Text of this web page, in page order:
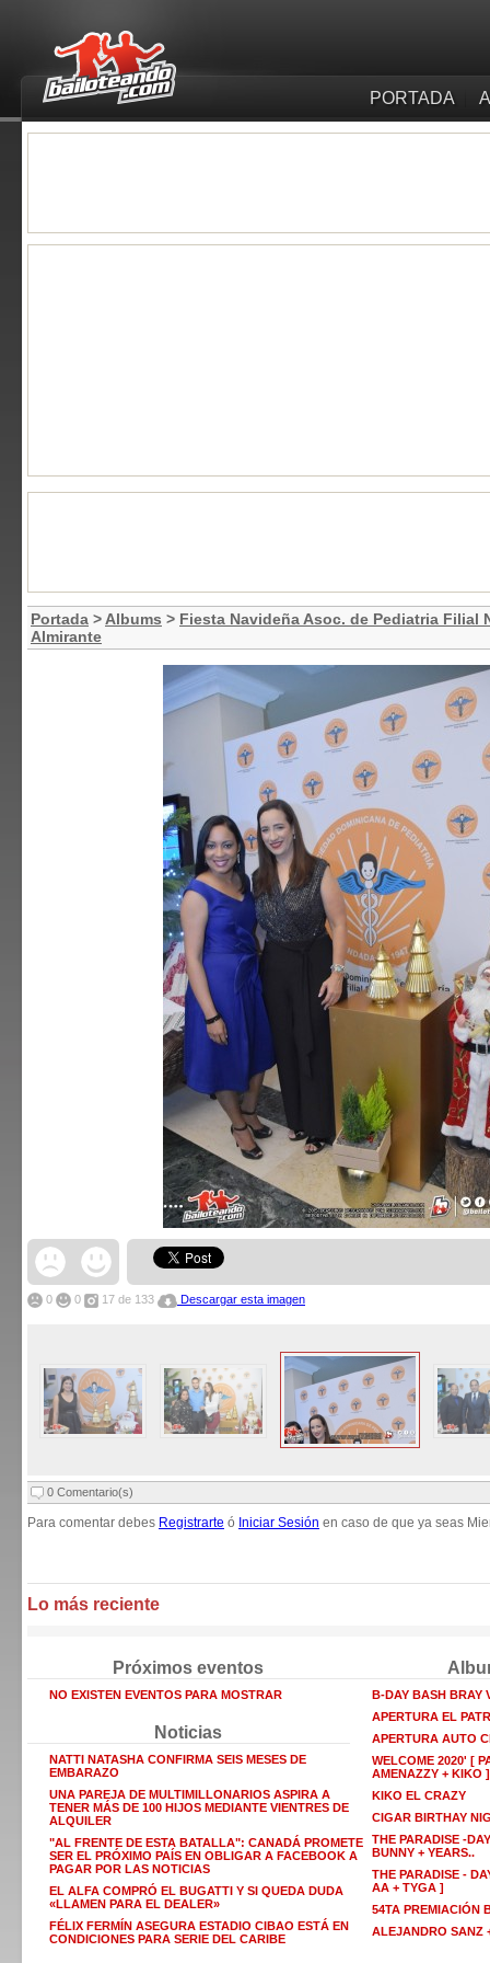
PORTADA
Portada > Albums > Fiesta Navideña Asoc. de Pediatria Filial
Almirante
0 0 17 de 133 Descargar esta imagen
0 Comentario(s)
Para comentar debes Registrarte ó Iniciar Sesión en caso de que ya seas
Lo más reciente
Próximos eventos
NO EXISTEN EVENTOS PARA MOSTRAR
Noticias
NATTI NATASHA CONFIRMA SEIS MESES DE
EMBARAZO
UNA PAREJA DE MULTIMILLONARIOS ASPIRA A
TENER MÁS DE 100 HIJOS MEDIANTE VIENTRES DE
ALQUILER
"AL FRENTE DE ESTA BATALLA": CANADÁ PROMETE
SER EL PRÓXIMO PAÍS EN OBLIGAR A FACEBOOK A
PAGAR POR LAS NOTICIAS
EL ALFA COMPRÓ EL BUGATTI Y SI QUEDA DUDA
«LLAMEN PARA EL DEALER»
FÉLIX FERMÍN ASEGURA ESTADIO CIBAO ESTÁ EN
CONDICIONES PARA SERIE DEL CARIBE
B-DAY BASH BRAY
APERTURA EL
APERTURA AUTO
WELCOME 2020' [
AMENAZZY + KIKO ]
KIKO EL CRAZY
CIGAR BIRTHAY
THE PARADISE -
BUNNY + YEARS..
THE PARADISE -
AA + TYGA ]
54TA PREMIACIÓN
ALEJANDRO SANZ